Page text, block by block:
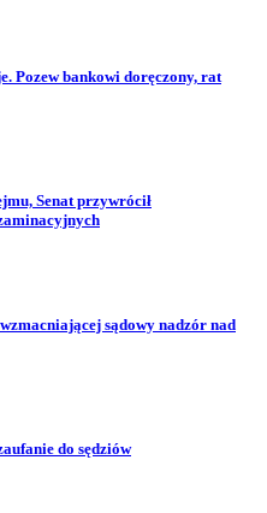
Pozew bankowi doręczony, rat
Senat przywrócił
sądowy nadzór nad
do sędziów